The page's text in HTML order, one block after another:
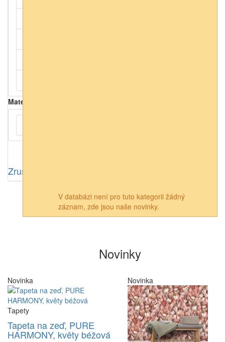
Material
Zrušit výběr
V databázi není pro tuto kategorii žádný
záznam, zde jsou naše novinky.
Novinky
Novinka
Tapety
Tapeta na zeď, PURE
HARMONY, květy béžová
Novinka